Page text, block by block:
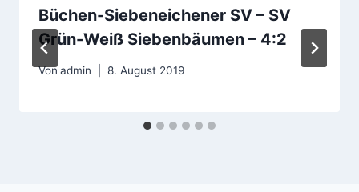
Büchen-Siebeneichener SV – SV
Grün-Weiß Siebenbäumen – 4:2
Vonadmin 8. August 2019